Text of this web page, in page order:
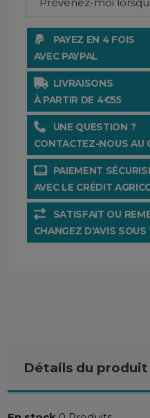
PAYEZ EN 4 FOIS
AVEC PAYPAL
LIVRAISONS
À PARTIR DE 4€55
UNE QUESTION ?
CONTACTEZ-NOUS
PAIEMENT
AVEC LE CRÉDIT
SATISFAIT OU
CHANGEZ D'AVIS SOUS
Détails du produit